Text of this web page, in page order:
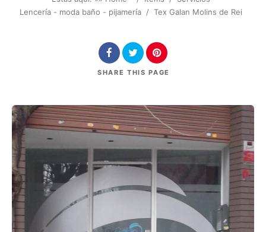
Lencería - moda baño - pijamería / Tex Galan Molins de Rei
SHARE THIS PAGE